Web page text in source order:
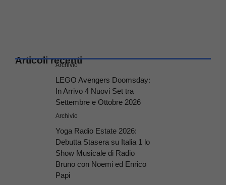
Articoli recenti
Archivio
LEGO Avengers Doomsday:
In Arrivo 4 Nuovi Set tra
Settembre e Ottobre 2026
Archivio
Yoga Radio Estate 2026:
Debutta Stasera su Italia 1 lo
Show Musicale di Radio
Bruno con Noemi ed Enrico
Papi